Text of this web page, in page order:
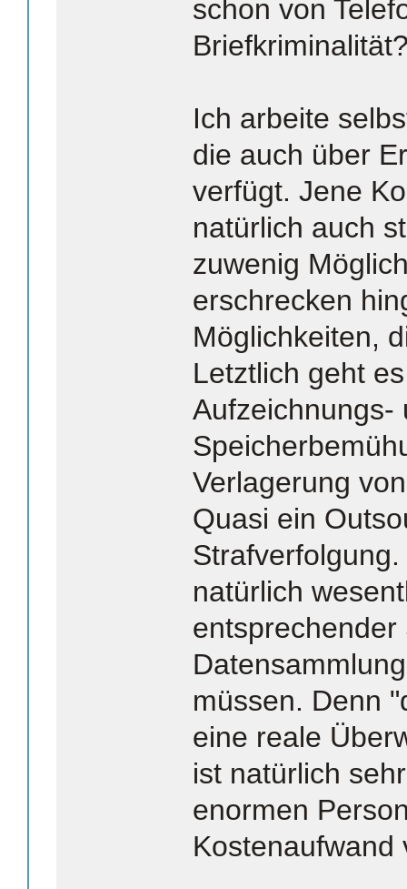
schon von
Ich arbeite
die auch über
verfügt. Jene
natürlich auch
zuwenig
erschrecken
Möglichkeiten,
Letztlich geht
Aufzeichnungs-
Verlagerung
Quasi ein
natürlich
müssen. Denn
eine reale
ist natürlich
enormen
Kostenaufwand